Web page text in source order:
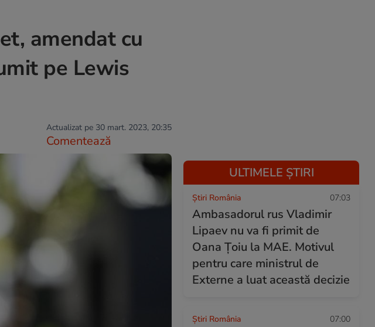
amendat cu
pe Lewis
Actualizat pe 30 mart. 2023, 20:35
Comentează
ULTIMELE ȘTIRI
Știri România 07:03
Ambasadorul rus Vladimir
Lipaev nu va fi primit de
Oana Țoiu la MAE. Motivul
pentru care ministrul de
Externe a luat această decizie
Știri România 07:00